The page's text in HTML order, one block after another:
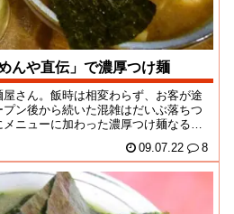
んや直伝」で濃厚つけ麺
さん。飯時は相変わらず、お客が途
ン後から続いた混雑はだいぶ落ちつ
ニューに加わった濃厚つけ麺なるも
09.07.22 8